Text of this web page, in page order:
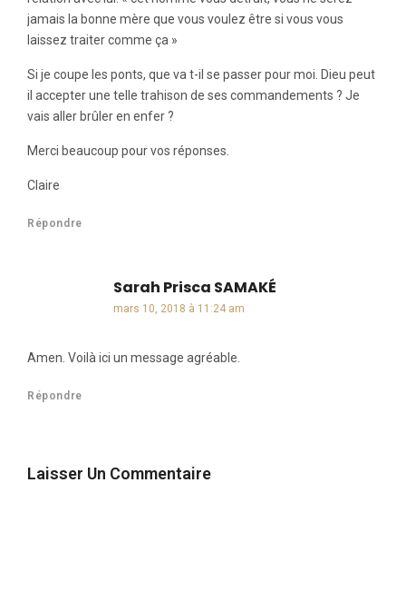
jamais la bonne mère que vous voulez être si vous vous
laissez traiter comme ça »
Si je coupe les ponts, que va t-il se passer pour moi. Dieu peut
il accepter une telle trahison de ses commandements ? Je
vais aller brûler en enfer ?
Merci beaucoup pour vos réponses.
Claire
Répondre
Sarah Prisca SAMAKÉ
mars 10, 2018 à 11:24 am
Amen. Voilà ici un message agréable.
Répondre
Laisser Un Commentaire